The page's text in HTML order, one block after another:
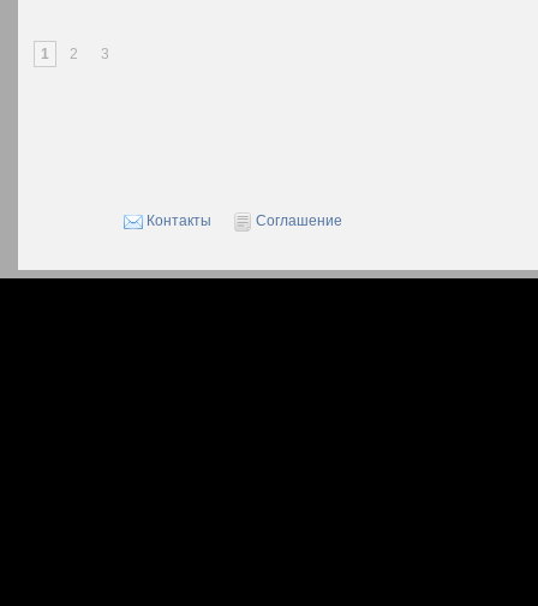
1 2 3
Контакты Соглашение